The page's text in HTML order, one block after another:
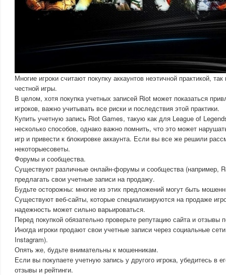
Многие игроки считают покупку аккаунтов неэтичной практикой,
честной игры.
В целом, хотя покупка учетных записей Riot может показаться
игроков, важно учитывать все риски и последствия этой практики.
Купить учетную запись Riot Games, такую как для League of
несколько способов, однако важно помнить, что это может
игр и привести к блокировке аккаунта. Если вы все же решили
некоторыесоветы.
Форумы и сообщества.
Существуют различные онлайн-форумы и сообщества (например,
предлагать свои учетные записи на продажу.
Будьте осторожны: многие из этих предложений могут быть
Существуют веб-сайты, которые специализируются на продаже
надежность может сильно варьироваться.
Перед покупкой обязательно проверьте репутацию сайта и отзывы
Иногда игроки продают свои учетные записи через социальные
Instagram).
Опять же, будьте внимательны к мошенникам.
Если вы покупаете учетную запись у другого игрока, убедитесь в
отзывы и рейтинги.